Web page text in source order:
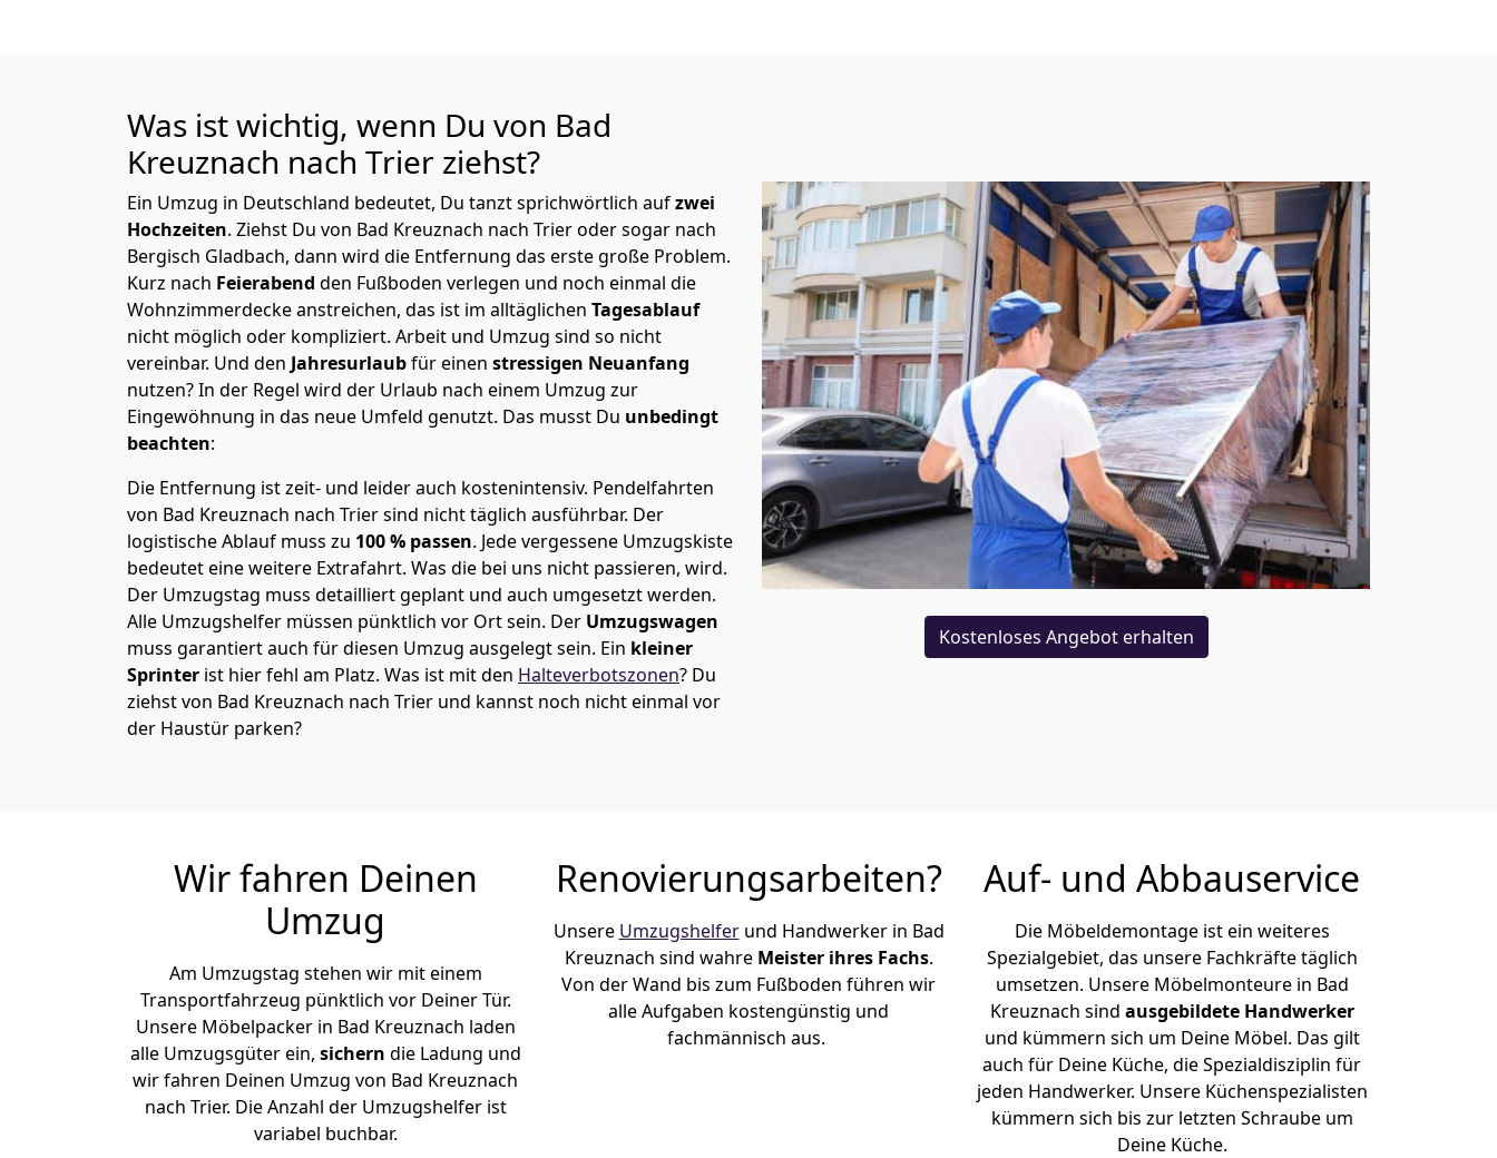
Was ist wichtig, wenn Du von Bad
Kreuznach nach Trier ziehst?
Ein Umzug in Deutschland bedeutet, Du tanzt sprichwörtlich aufzwei
Hochzeiten. Ziehst Du von Bad Kreuznach nach Trier oder sogar nach
Bergisch Gladbach, dann wird die Entfernung das erste große Problem.
Kurz nach Feierabend den Fußboden verlegen und noch einmal die
Wohnzimmerdecke anstreichen, das ist im alltäglichen Tagesablauf
nicht möglich oder kompliziert. Arbeit und Umzug sind so nicht
vereinbar. Und den Jahresurlaubfür einen stressigen Neuanfang
nutzen? In der Regel wird der Urlaub nach einem Umzug zur
Eingewöhnung in das neue Umfeld genutzt. Das musst Du unbedingt
beachten:
Die Entfernung ist zeit- und leider auch kostenintensiv. Pendelfahrten
von Bad Kreuznach nach Trier sind nicht täglich ausführbar. Der
logistische Ablauf muss zu 100 % passen. Jede vergessene Umzugskiste
bedeutet eine weitere Extrafahrt. Was die bei uns nicht passieren, wird.
Der Umzugstag muss detailliert geplant und auch umgesetzt werden.
Alle Umzugshelfer müssen pünktlich vor Ort sein. Der Umzugswagen
muss garantiert auch für diesen Umzug ausgelegt sein. Ein kleiner
Sprinter ist hier fehl am Platz. Was ist mit den Halteverbotszonen? Du
ziehst von Bad Kreuznach nach Trier und kannst noch nicht einmal vor
der Haustür parken?
Kostenloses Angebot erhalten
Wir fahren Deinen
Umzug
Am Umzugstag stehen wir mit einem
Transportfahrzeug pünktlich vor Deiner Tür.
Unsere Möbelpacker in Bad Kreuznach laden
alle Umzugsgüter ein, sichern die Ladung und
wir fahren Deinen Umzug von Bad Kreuznach
nach Trier. Die Anzahl der Umzugshelfer ist
variabel buchbar.
Renovierungsarbeiten?
Unsere Umzugshelferund Handwerker in Bad
Kreuznach sind wahre Meister ihres Fachs.
Von der Wand bis zum Fußboden führen wir
alle Aufgaben kostengünstig und
fachmännisch aus.
Auf- und Abbauservice
Die Möbeldemontage ist ein weiteres
Spezialgebiet, das unsere Fachkräfte täglich
umsetzen. Unsere Möbelmonteure in Bad
Kreuznach sind ausgebildete Handwerker
und kümmern sich um Deine Möbel. Das gilt
auch für Deine Küche, die Spezialdisziplin für
jeden Handwerker. Unsere Küchenspezialisten
kümmern sich bis zur letzten Schraube um
Deine Küche.